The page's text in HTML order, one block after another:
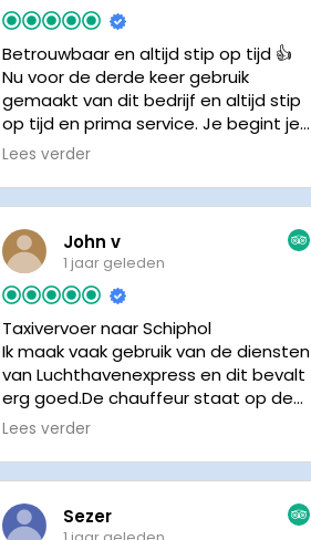
Betrouwbaar en altijd stip op tijd 👍
Nu voor de derde keer gebruik
gemaakt van dit bedrijf en altijd stip
op tijd en prima service. Je begint je
vakantie zonder zorgen iig. 👍👍
Lees verder
John v
1 jaar geleden
Taxivervoer naar Schiphol
Ik maak vaak gebruik van de diensten
van Luchthavenexpress en dit bevalt
erg goed.De chauffeur staat op de
afgesproken tijd klaar om je op te
neemt de chauffeur direct contact
staat.Altijd nette chauffeurs, en in
Lees verder
Sezer